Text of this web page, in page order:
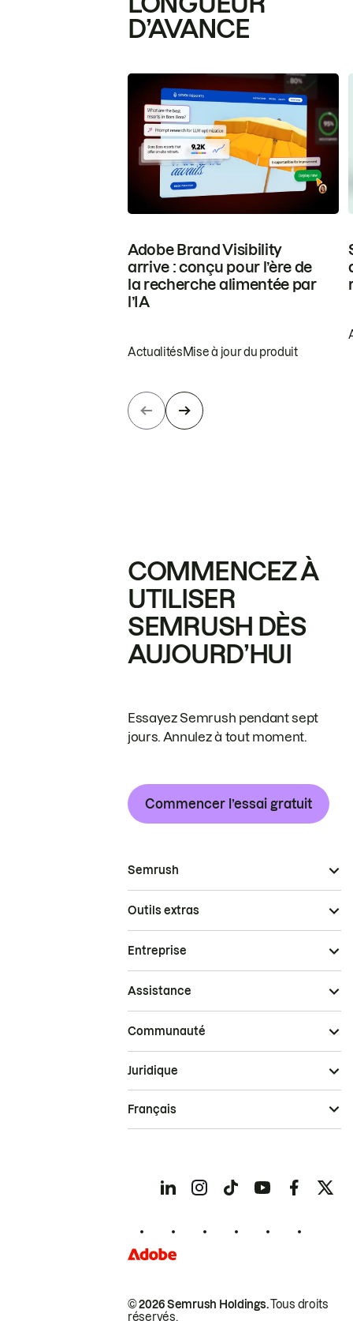
D’AVANCE
Adobe Brand Visibility
arrive : conçu pour l’ère de
la recherche alimentée par
l’IA
ActualitésMise à jour du produit
COMMENCEZ À
UTILISER
SEMRUSH DÈS
AUJOURD’HUI
Essayez Semrush pendant sept
jours. Annulez à tout moment.
Commencer l’essai gratuit
Semrush
Outils extras
Entreprise
Assistance
Communauté
© 2026 Semrush Holdings.Tous droits
réservés.
Juridique
Français